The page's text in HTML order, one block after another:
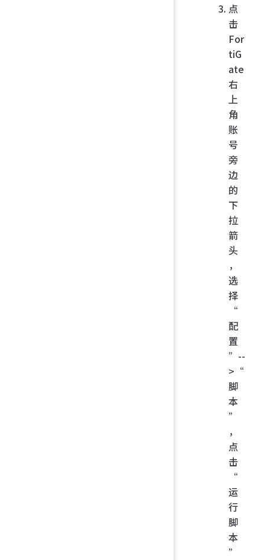
点
击
For
tiG
ate
右
上
角
账
号
旁
边
的
下
拉
箭
头
，
选
择
“
配
置
”--
>“
脚
本
”
，
点
击
“
运
行
脚
本
”